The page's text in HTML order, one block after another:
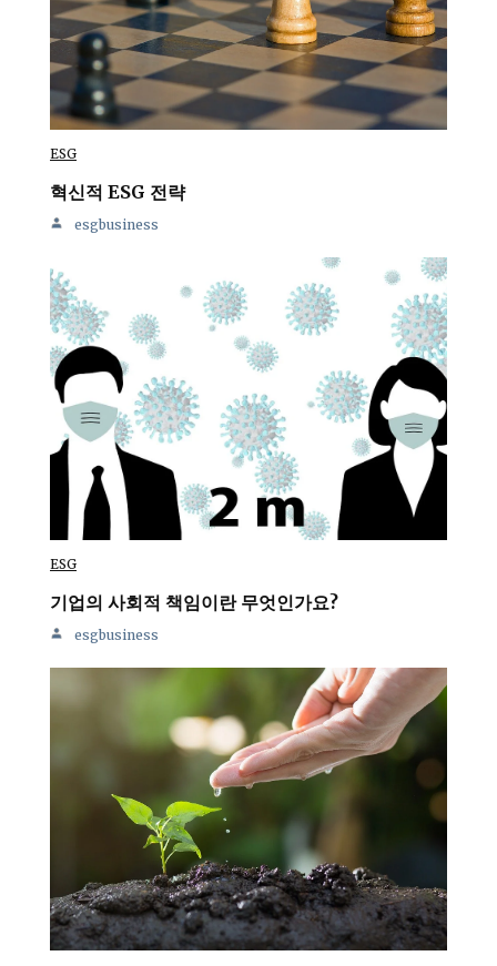
ESG
혁신적 ESG 전략
esgbusiness
ESG
기업의 사회적 책임이란 무엇인가요?
esgbusiness